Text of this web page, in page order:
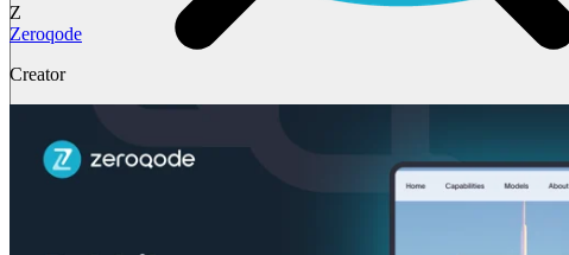
Z
Zeroqode
Creator